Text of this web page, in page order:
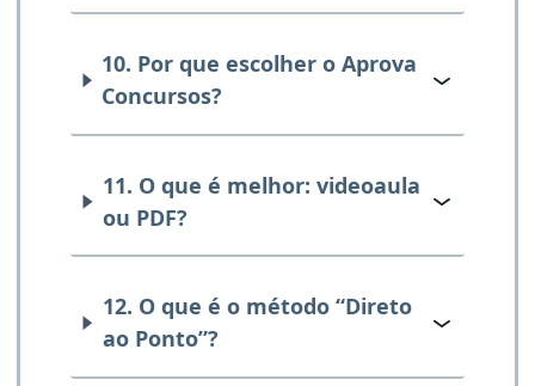
10. Por que escolher o Aprova
Concursos?
11. O que é melhor: videoaula
ou PDF?
12. O que é o método “Direto
ao Ponto”?